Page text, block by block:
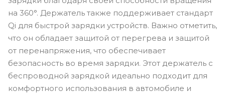
на 360°. Держатель также поддерживает стандарт
Qi для быстрой зарядки устройств. Важно отметить,
что он обладает защитой от перегрева и защитой
от перенапряжения, что обеспечивает
безопасность во время зарядки. Этот держатель с
беспроводной зарядкой идеально подходит для
комфортного использования в автомобиле и